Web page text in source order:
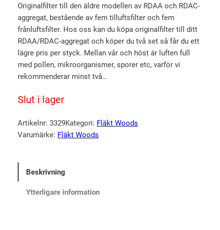
e
t
u
s
p
u
g
g
p
e
t
n
u
v
a
d
Originalfilter till den äldre modellen av RDAA och RDAC-
aggregat, bestående av fem tilluftsfilter och fem
frånluftsfilter. Hos oss kan du köpa originalfilter till ditt
RDAA/RDAC-aggregat och köper du två set så får du ett
lägre pris per styck. Mellan vår och höst är luften full
med pollen, mikroorganismer, sporer etc, varför vi
rekommenderar minst två…
Slut i lager
Artikelnr: 3329Kategori: Fläkt Woods
Varumärke: Fläkt Woods
Beskrivning
Ytterligare information